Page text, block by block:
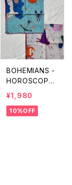
BOHEMIANS -
HOROSCOPE
柄 バンダナ
¥1,980
10%OFF